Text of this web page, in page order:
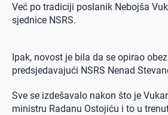
Već po tradiciji poslanik Nebojša
sjednice NSRS.
Ipak, novost je bila da se opirao
predsjedavajući NSRS Nenad
Sve se izdešavalo nakon što je
ministru Radanu Ostojiću i to u